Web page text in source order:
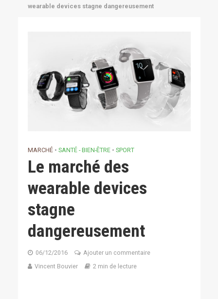
wearable devices stagne dangereusement
MARCHÉ • SANTÉ - BIEN-ÊTRE • SPORT
Le marché des
wearable devices
stagne
dangereusement
06/12/2016
Ajouter un commentaire
Vincent Bouvier
2 min de lecture